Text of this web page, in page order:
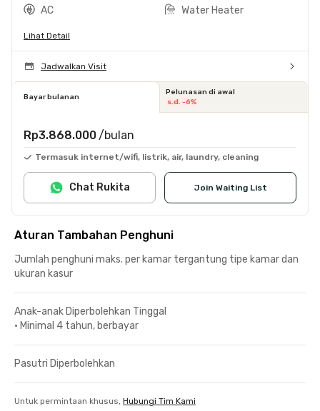
AC
Water Heater
Lihat Detail
Jadwalkan Visit
Bayar bulanan
Pelunasan di awal
s.d. -6%
Rp3.868.000 /bulan
Termasuk internet/wifi, listrik, air, laundry, cleaning
Join Waiting List
Chat Rukita
Aturan Tambahan Penghuni
Jumlah penghuni maks. per kamar tergantung tipe kamar dan
ukuran kasur
Anak-anak Diperbolehkan Tinggal
• Minimal 4 tahun, berbayar
Pasutri Diperbolehkan
Untuk permintaan khusus, Hubungi Tim Kami